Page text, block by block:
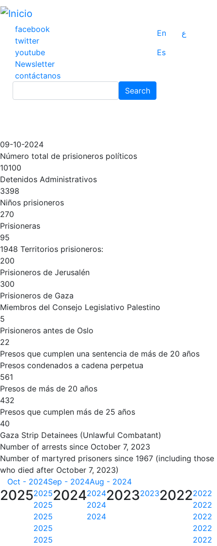
Pasar
contenido
principal
facebook
twitter
youtube
Newsletter
contáctanos
En
ع
Es
Search
09-10-2024
Número total de prisioneros políticos
10100
Detenidos Administrativos
3398
Niños prisioneros
270
Prisioneras
95
1948 Territorios prisioneros:
200
Prisioneros de Jerusalén
300
Prisioneros de Gaza
Miembros del Consejo Legislativo Palestino
5
Prisioneros antes de Oslo
22
Presos que cumplen una sentencia de más de 20 años
Presos condenados a cadena perpetua
561
Presos de más de 20 años
432
Presos que cumplen más de 25 años
40
Gaza Strip Detainees (Unlawful Combatant)
Number of arrests since October 7, 2023
Number of martyred prisoners since 1967 (including those
who died after October 7, 2023)
Oct - 2024Sep - 2024Aug - 2024
20252025
2025
2025
2025
2025
20242024
2024
2024
2023202320222022
2022
2022
2022
2022